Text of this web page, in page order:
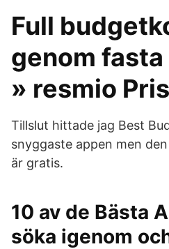
Full
genom
» resmio
Tillslut hittade jag Best
snyggaste appen men
är gratis.
10 av de Bästa
söka igenom